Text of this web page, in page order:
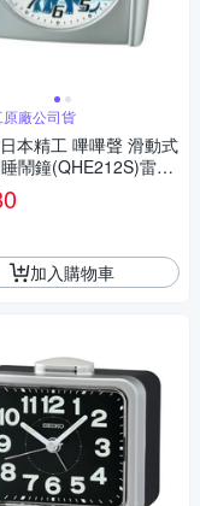
廠公司貨
本精工 嗶嗶聲 滑動式
鬧鐘(QHE212S)雷龍/
加入購物車